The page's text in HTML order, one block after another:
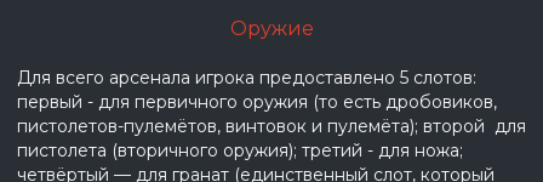
Оружие
Для всего арсенала игрока предоставлено 5 слотов:
первый - для первичного оружия (то есть дробовиков,
пистолетов-пулемётов, винтовок и пулемёта); второй для
пистолета (вторичного оружия); третий - для ножа;
четвёртый — для гранат (единственный слот, который